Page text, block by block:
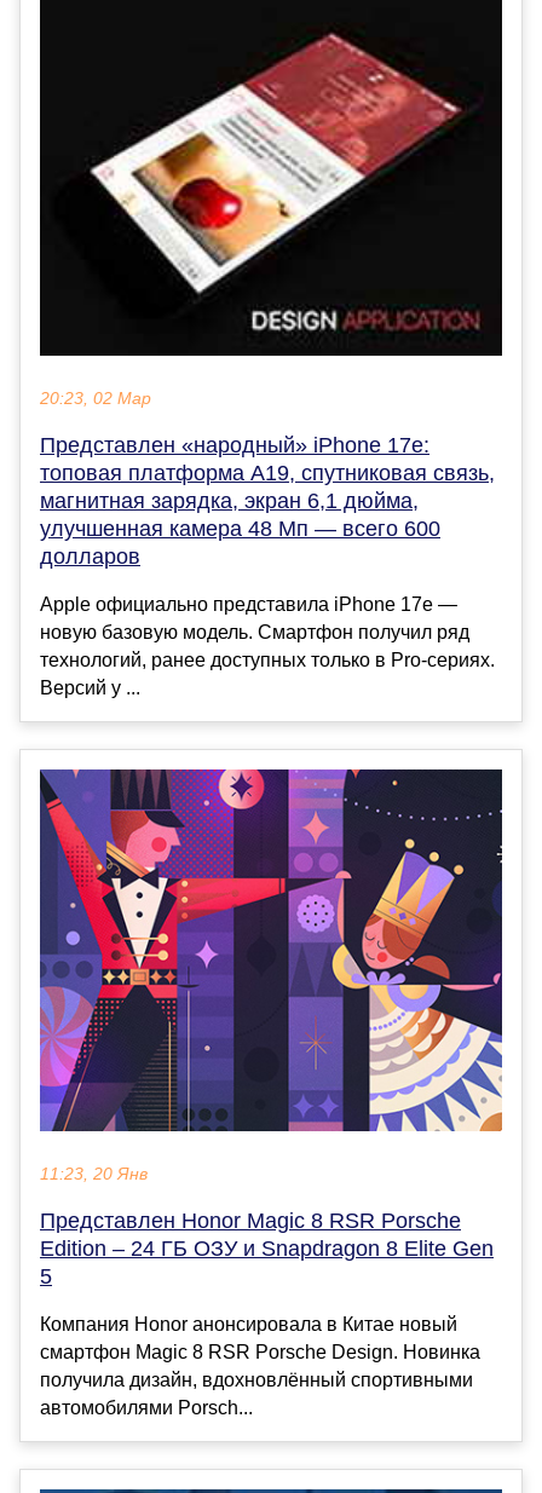
20:23, 02 Мар
Представлен «народный» iPhone 17e:
топовая платформа A19, спутниковая связь,
магнитная зарядка, экран 6,1 дюйма,
улучшенная камера 48 Мп — всего 600
долларов
Apple официально представила iPhone 17e —
новую базовую модель. Смартфон получил ряд
технологий, ранее доступных только в Pro-сериях.
Версий у ...
11:23, 20 Янв
Представлен Honor Magic 8 RSR Porsche
Edition – 24 ГБ ОЗУ и Snapdragon 8 Elite Gen
5
Компания Honor анонсировала в Китае новый
смартфон Magic 8 RSR Porsche Design. Новинка
получила дизайн, вдохновлённый спортивными
автомобилями Porsch...